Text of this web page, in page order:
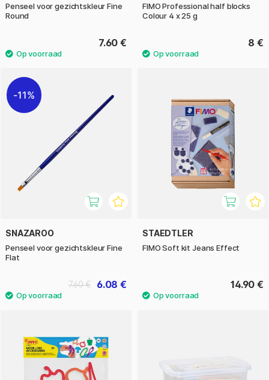
Penseel voor gezichtskleur Fine
Round
7.60 €
FIMO Professional half blocks
Colour 4 x 25 g
8 €
11%
SNAZAROO
Penseel voor gezichtskleur Fine
Flat
6.08 €
7.60 €
STAEDTLER
FIMO Soft kit Jeans Effect
14.90 €